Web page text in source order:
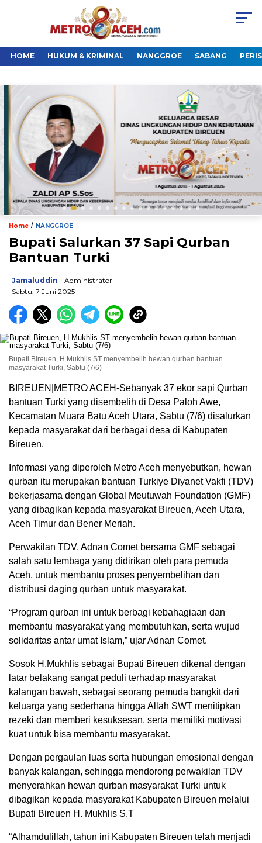
HOME HUKUM & KRIMINAL NANGGROE SABANG
Home / NANGGROE
Bupati Salurkan 37 Sapi Qurban
Bantuan Turki
Jamaluddin - Administrator
Sabtu, 7 Juni 2025
Bupati Bireuen, H Mukhlis ST menyembelih hewan qurban bantuan
masyarakat Turki, Sabtu (7/6)
BIREUEN|METRO ACEH-Sebanyak 37 ekor sapi Qurban
bantuan Turki yang disembelih di Desa Paloh Awe,
Kecamatan Muara Batu Aceh Utara, Sabtu (7/6) disalurkan
kepada masyarakat dari berbagai desa di Kabupaten
Bireuen.
Informasi yang diperoleh Metro Aceh menyebutkan, hewan
qurban itu merupakan bantuan Turkiye Diyanet Vakfi (TDV)
bekerjasama dengan Global Meutuwah Foundation (GMF)
yang dibagikan kepada masyarakat Bireuen, Aceh Utara,
Aceh Timur dan Bener Meriah.
Perwakilan TDV, Adnan Comet bersama GMF sebagai
salah satu lembaga yang didirikan oleh para pemuda
Aceh, untuk membantu proses penyembelihan dan
distribusi daging qurban untuk masyarakat.
“Program qurban ini untuk berbagi kebahagiaan dan
membantu masyarakat yang membutuhkan, serta wujud
solidaritas antar umat Islam,” ujar Adnan Comet.
Sosok H.Mukhlis sebagai Bupati Bireuen dikenal dengan
latar belakang sangat peduli terhadap masyarakat
kalangan bawah, sebagai seorang pemuda bangkit dari
keluarga yang sederhana hingga Allah SWT menitipkan
rezeki dan memberi kesuksesan, serta memiliki motivasi
kuat untuk bisa membantu masyarakat.
Dengan pergaulan luas serta hubungan emosional dengan
banyak kalangan, sehingga mendorong perwakilan TDV
menyerahkan hewan qurban masyarakat Turki untuk
dibagikan kepada masyarakat Kabupaten Bireuen melalui
Bupati Bireuen H. Mukhlis S.T
“Alhamdulillah, tahun ini Kabupaten Bireuen telah menjadi